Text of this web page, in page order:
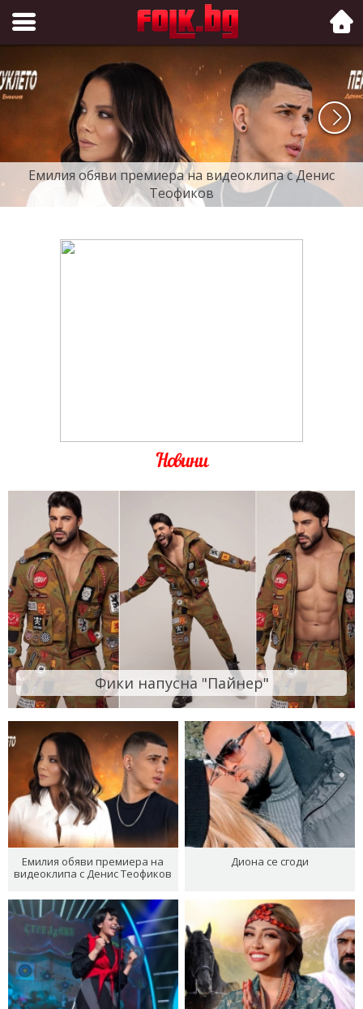
Folk.bg
Емилия обяви премиера на видеоклипа с Денис
Теофиков
Новини
Фики напусна "Пайнер"
Емилия обяви премиера на
видеоклипа с Денис Теофиков
Диона се сгоди